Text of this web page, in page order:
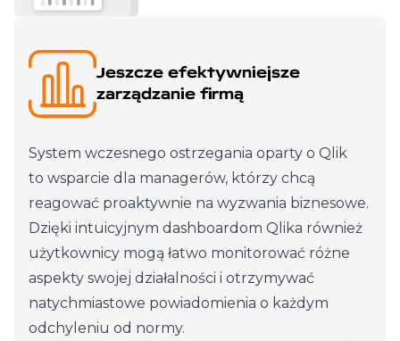
Jeszcze efektywniejsze
zarządzanie firmą
System wczesnego ostrzegania oparty o Qlik
to wsparcie dla managerów, którzy chcą
reagować proaktywnie na wyzwania biznesowe.
Dzięki intuicyjnym dashboardom Qlika również
użytkownicy mogą łatwo monitorować różne
aspekty swojej działalności i otrzymywać
natychmiastowe powiadomienia o każdym
odchyleniu od normy.